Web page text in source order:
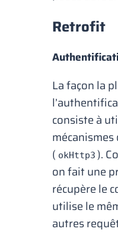
Retrofit
La façon la
consiste à
mécanismes
( okHttp3 ).
on fait une
récupère le
utilise le
autres